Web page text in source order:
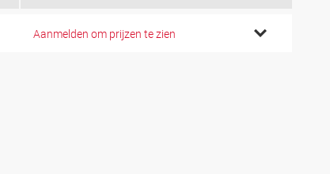
Aanmelden om prijzen te zien